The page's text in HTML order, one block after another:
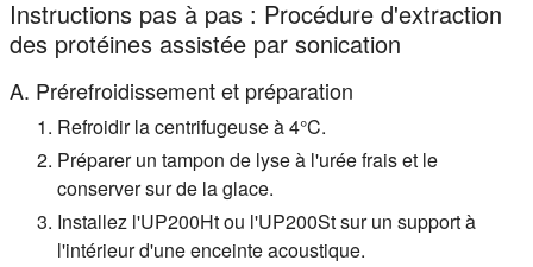
Instructions pas à pas : Procédure d'extraction
des protéines assistée par sonication
A. Prérefroidissement et préparation
Refroidir la centrifugeuse à 4°C.
Préparer un tampon de lyse à l'urée frais et le
conserver sur de la glace.
Installez l'UP200Ht ou l'UP200St sur un support à
l'intérieur d'une enceinte acoustique.